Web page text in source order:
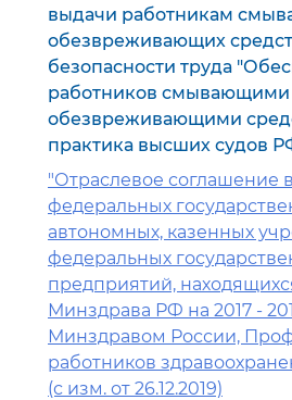
выдачи работникам
обезвреживающих
безопасности труда
работников смывающими
обезвреживающими
практика высших судов
"Отраслевое соглашение
федеральных
автономных, казенных
федеральных
предприятий,
Минздрава РФ на 2017 -
Минздравом России,
работников
(с изм. от 26.12.2019)